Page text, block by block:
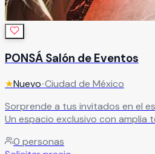
PONSÁ Salón de Eventos
★Nuevo•Ciudad de México
Sorprende a tus invitados en el
Un espacio exclusivo con amplia
memorables. Cuenta con
0 personas